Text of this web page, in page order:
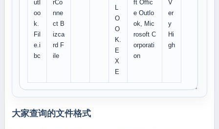
utl
oo
k.
Fil
e.i
bc
rCo
nne
ct B
izca
rd F
ile
L
O
O
K.
E
X
E
ft Offic
e Outlo
ok, Mic
rosoft C
orporati
on
V
er
y
Hi
gh
大家查询的文件格式